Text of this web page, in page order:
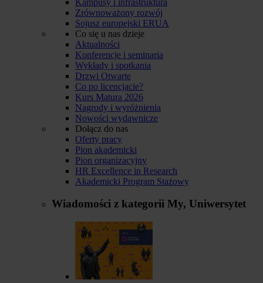
Zrównoważony rozwój
Sojusz europejski ERUA
Co się u nas dzieje
Aktualności
Konferencje i seminaria
Wykłady i spotkania
Drzwi Otwarte
Co po licencjacie?
Kurs Matura 2026
Nagrody i wyróżnienia
Nowości wydawnicze
Dołącz do nas
Oferty pracy
Pion akademicki
Pion organizacyjny
HR Excellence in Research
Akademicki Program Stażowy
Wiadomości z kategorii My, Uniwersytet